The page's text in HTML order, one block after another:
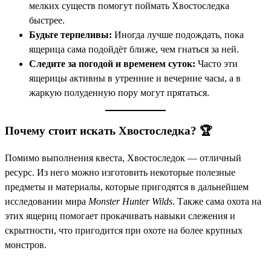
мелких существ помогут поймать Хвостоследка
быстрее.
Будьте терпеливы: Иногда лучше подождать, пока
ящерица сама подойдёт ближе, чем гнаться за ней.
Следите за погодой и временем суток: Часто эти
ящерицы активны в утренние и вечерние часы, а в
жаркую полуденную пору могут прятаться.
Почему стоит искать Хвостоследка? 🏆
Помимо выполнения квеста, Хвостоследок — отличный
ресурс. Из него можно изготовить некоторые полезные
предметы и материалы, которые пригодятся в дальнейшем
исследовании мира Monster Hunter Wilds. Также сама охота на
этих ящериц помогает прокачивать навыки слежения и
скрытности, что пригодится при охоте на более крупных
монстров.